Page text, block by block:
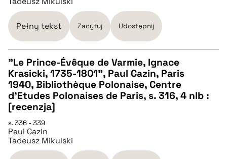
pobierz cytat
BIBTEX
pobierz cytat
Pełny tekst Zacytuj Udostępnij
CZYSTY TEKST
pobierz cytat
BIBTEX
"Le Prince-Évêque de Varmie, Ignace
Krasicki, 1735-1801", Paul Cazin, Paris
1940, Bibliothèque Polonaise, Centre
d'Etudes Polonaises de Paris, s. 316, 4 nlb :
[recenzja]
s. 336 - 339
Paul Cazin
Tadeusz Mikulski